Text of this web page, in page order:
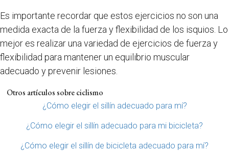
Es importante recordar que estos ejercicios no son una
medida exacta de la fuerza y flexibilidad de los isquios. Lo
mejor es realizar una variedad de ejercicios de fuerza y ​​
flexibilidad para mantener un equilibrio muscular
adecuado y prevenir lesiones.
Otros artículos sobre ciclismo
¿Cómo elegir el sillín adecuado para mí?
¿Cómo elegir el sillín adecuado para mi bicicleta?
¿Cómo elegir el sillín de bicicleta adecuado para mí?